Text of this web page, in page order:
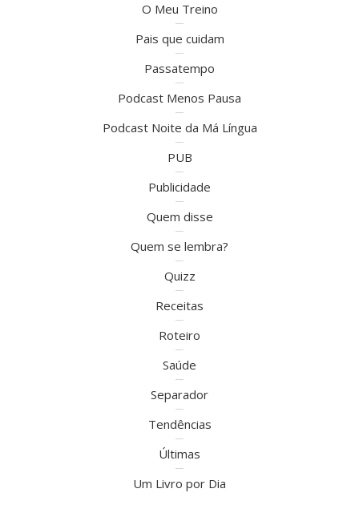
O Meu Treino
Pais que cuidam
Passatempo
Podcast Menos Pausa
Podcast Noite da Má Língua
PUB
Publicidade
Quem disse
Quem se lembra?
Quizz
Receitas
Roteiro
Saúde
Separador
Tendências
Últimas
Um Livro por Dia